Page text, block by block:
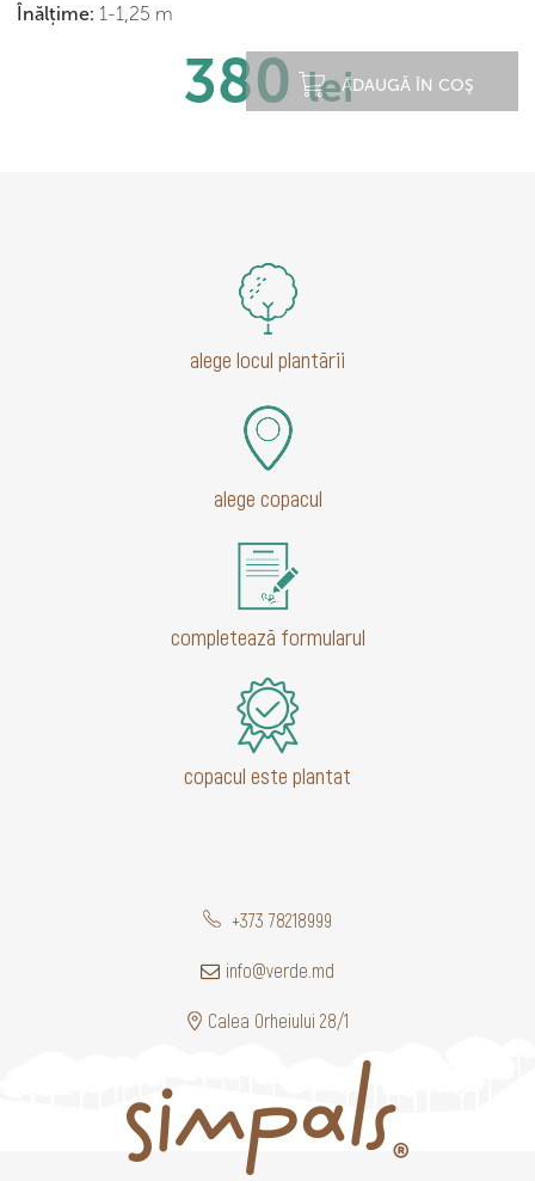
Înălțime: 1-1,25 m
380leiADAUGĂ ÎN COŞ
alege locul plantării
alege copacul
completează formularul
copacul este plantat
+373 78218999
info@verde.md
Calea Orheiului 28/1